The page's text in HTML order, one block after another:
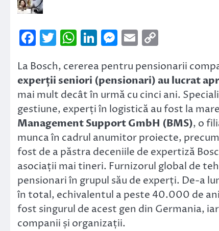
Facebook
Twitter
WhatsApp
LinkedIn
Messenger
Email
La Bosch, cererea pentru pensionarii
experții seniori (pensionari) au lucrat
mai mult decât în urmă cu cinci ani.
gestiune, experți în logistică au fost la
Management Support GmbH (BMS), o
munca în cadrul anumitor proiecte,
fost de a păstra deceniile de expertiză
asociații mai tineri. Furnizorul global de
pensionari în grupul său de experți. De-a
în total, echivalentul a peste 40.000 de
fost singurul de acest gen din Germania,
companii și organizații.